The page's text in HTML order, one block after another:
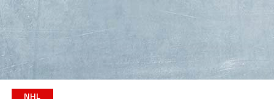
NHL